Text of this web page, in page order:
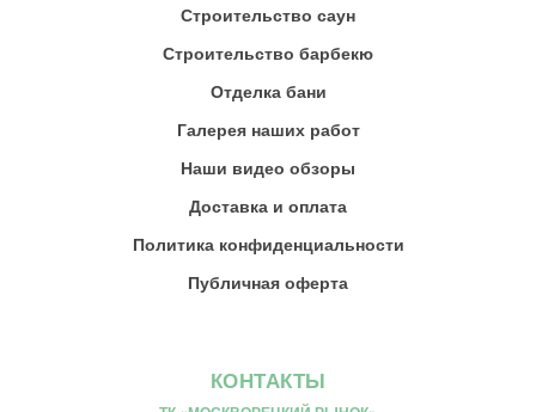
Строительство саун
Строительство барбекю
Отделка бани
Галерея наших работ
Наши видео обзоры
Доставка и оплата
Политика конфиденциальности
Публичная оферта
КОНТАКТЫ